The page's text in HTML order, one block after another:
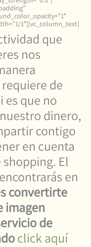
1″][vc_column_text]
que
nos
de
es que no
dinero,
contigo
en cuenta
El
en
convertirte
imagen
de
click aquí